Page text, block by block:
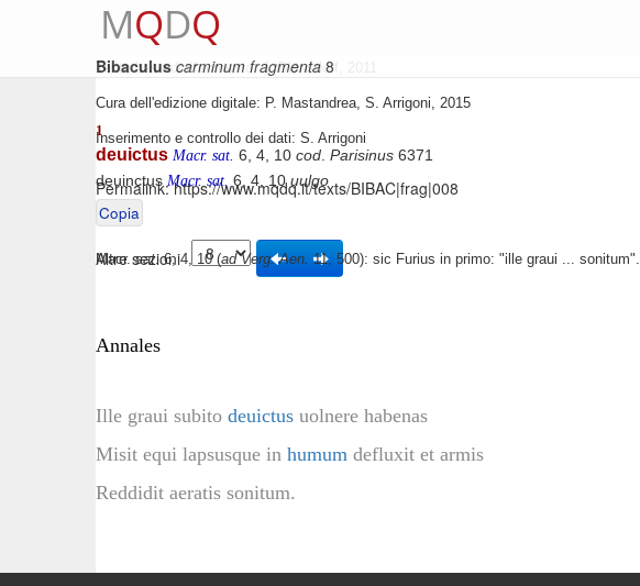
MQDQ
Bibaculus carminum fragmenta 8
Testo base di riferimento: J. Blänsdorf, 2011
Cura dell'edizione digitale: P. Mastandrea, S. Arrigoni, 2015
Inserimento e controllo dei dati: S. Arrigoni
Permalink:https://www.mqdq.it/texts/BIBAC|frag|008
Copia
Altre sezioni
Annales
Ille graui subito deuictus uolnere habenas
Misit equi lapsusque in humum defluxit et armis
Reddidit aeratis sonitum.
1
deuictus Macr. sat. 6, 4, 10 cod Parisinus 6371
deuinctus Macr. sat. 6, 4, 10uulgo
Macr.sat. 6, 4, 10 (ad Verg. Aen. 11, 500): sic Furius in primo: "ille graui ... sonitum".